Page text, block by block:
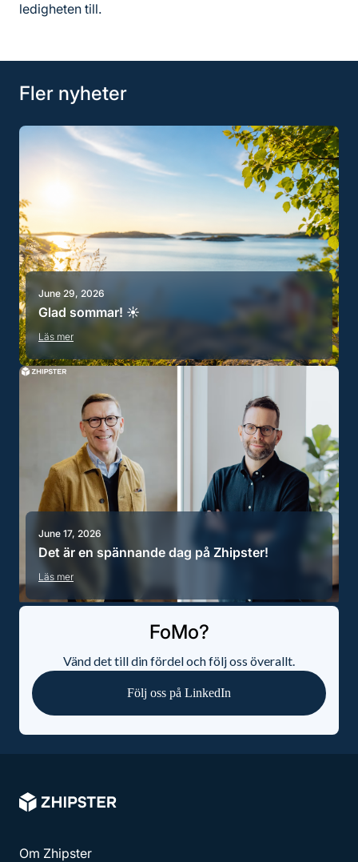
ledigheten till.
Fler nyheter
June 29, 2026
Glad sommar! ☀️
Läs mer
June 17, 2026
Det är en spännande dag på Zhipster!
Läs mer
FoMo?
Vänd det till din fördel och följ oss överallt.
Följ oss på LinkedIn
Om Zhipster